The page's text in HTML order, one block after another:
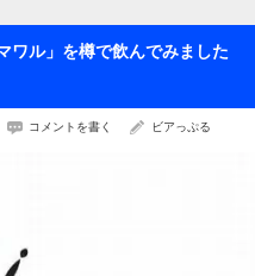
ワル」を樽で飲んでみました
コメントを書く ビアっぷる